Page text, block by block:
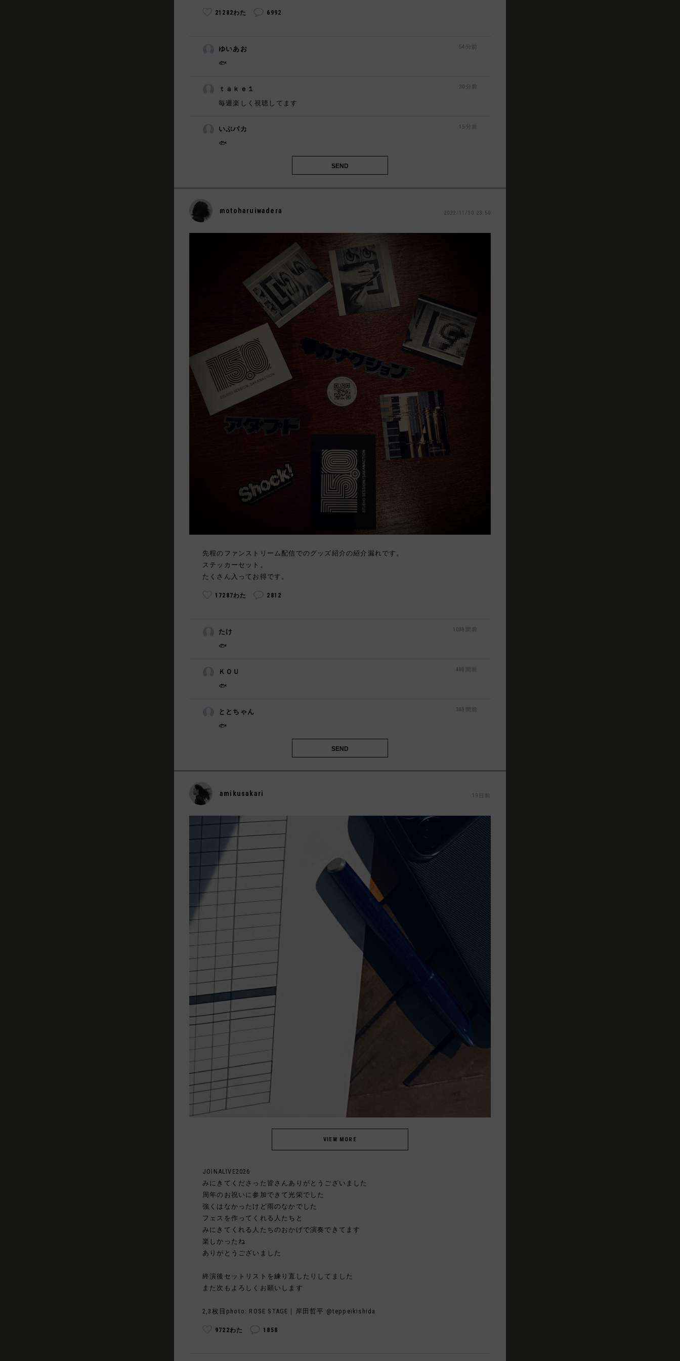
21282わた 6992
ゆいあお
🐟
54分前
ｔａｋｅ１
毎週楽しく視聴してます
30分前
いぶパカ
🐟
15分前
motoharuiwadera 2022/11/30 23:50
先程のファンストリーム配信でのグッズ紹介の紹介漏れです。
ステッカーセット。
たくさん入ってお得です。
17287わた 2812
たけ
🐟️
10時間前
ＫＯＵ
🐟
4時間前
ととちゃん
🐟️
3時間前
amikusakari 19日前
JOINALIVE2026
みにきてくださった皆さんありがとうございました
周年のお祝いに参加できて光栄でした
強くはなかったけど雨のなかでした
フェスを作ってくれる人たちと
みにきてくれる人たちのおかげで演奏できてます
楽しかったね
ありがとうございました
終演後セットリストを練り直したりしてました
また次もよろしくお願いします
2,3枚目photo: ROSE STAGE｜岸田哲平 @teppeikishida
9722わた 1858